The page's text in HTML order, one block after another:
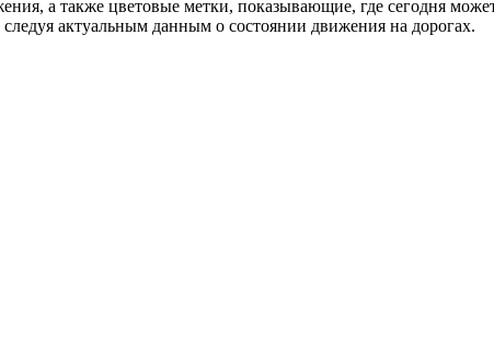
а также цветовые метки, показывающие, где сегодня
актуальным данным о состоянии движения на дорогах.